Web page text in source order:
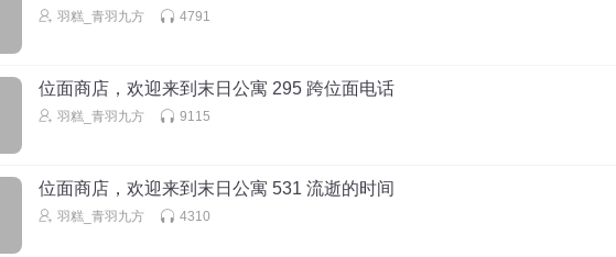
羽糕_青羽九方 4791
位面商店，欢迎来到末日公寓 295 跨位面电话
羽糕_青羽九方 9115
位面商店，欢迎来到末日公寓 531 流逝的时间
羽糕_青羽九方 4310